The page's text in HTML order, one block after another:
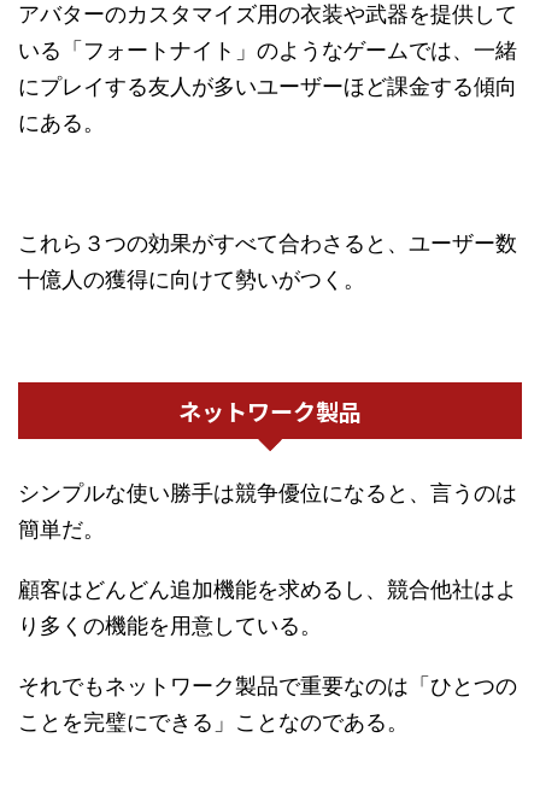
アバターのカスタマイズ用の衣装や武器を提供して
いる「フォートナイト」のようなゲームでは、一緒
にプレイする友人が多いユーザーほど課金する傾向
にある。
これら３つの効果がすべて合わさると、ユーザー数
十億人の獲得に向けて勢いがつく。
ネットワーク製品
シンプルな使い勝手は競争優位になると、言うのは
簡単だ。
顧客はどんどん追加機能を求めるし、競合他社はよ
り多くの機能を用意している。
それでもネットワーク製品で重要なのは「ひとつの
ことを完璧にできる」ことなのである。